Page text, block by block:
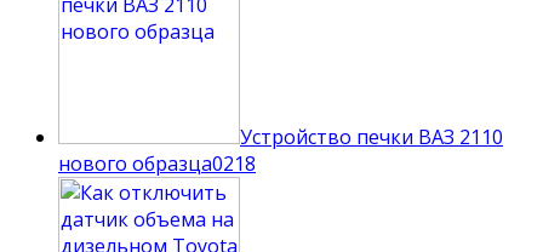
Устройство печки ВАЗ 2110
нового образца0218